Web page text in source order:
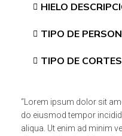
HIELO
TIPO DE
TIPO DE
“Lorem ipsum dolor sit
do eiusmod tempor
aliqua. Ut enim ad minim